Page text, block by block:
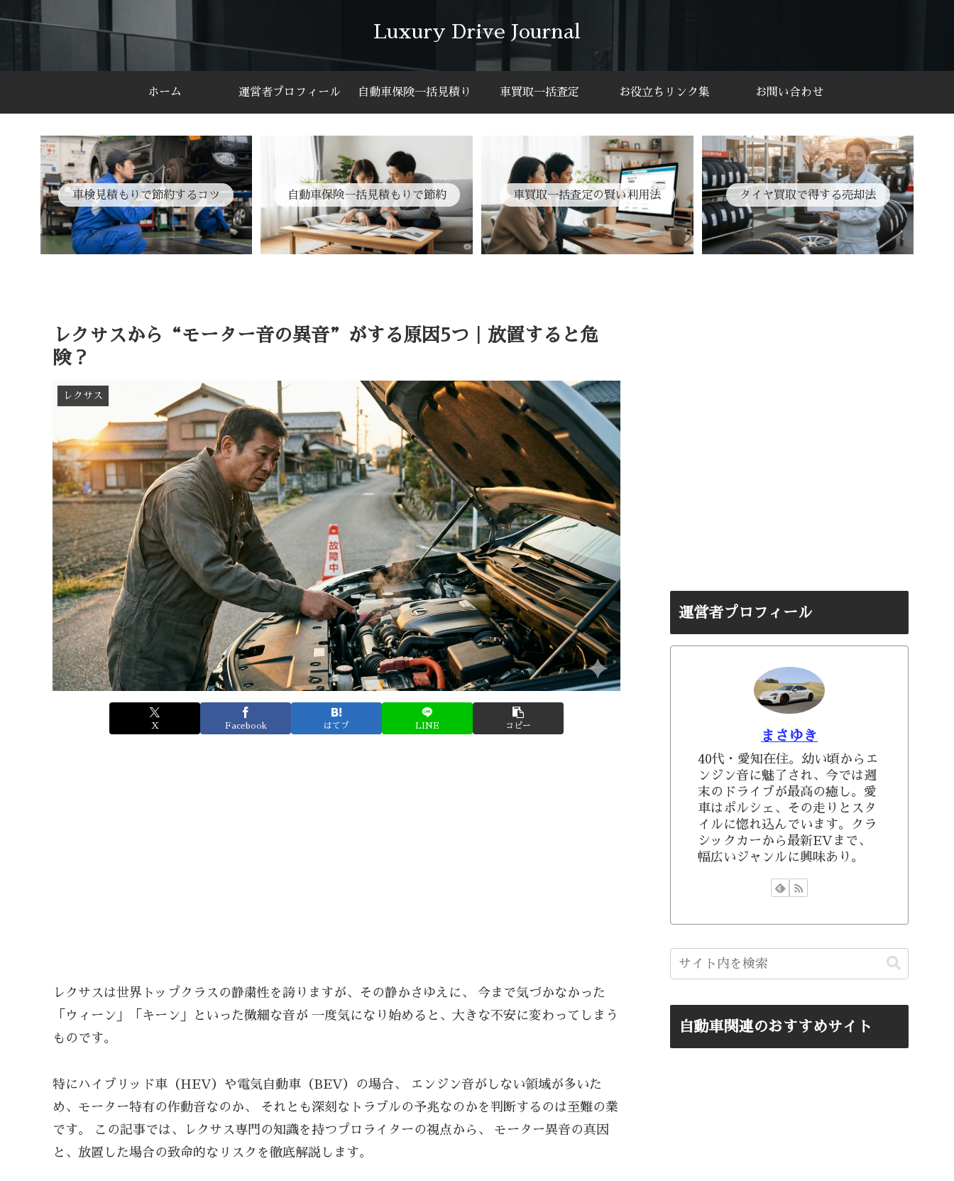
Luxury Drive Journal
ホーム 運営者プロフィール 自動車保険一括見積り 車買取一括査定 お役立ちリンク集 お問い合わせ
車検見積もりで節約するコツ 自動車保険一括見積もりで節約 車買取一括査定の賢い利用法 タイヤ買取で得する売却法
レクサスから“モーター音の異音”がする原因5つ｜放置すると危
険？
レクサス
X Facebook はてブ LINE コピー
レクサスは世界トップクラスの静粛性を誇りますが、その静かさゆえに、 今まで気づかなかった
「ウィーン」「キーン」といった微細な音が 一度気になり始めると、大きな不安に変わってしまう
ものです。
特にハイブリッド車（HEV）や電気自動車（BEV）の場合、 エンジン音がしない領域が多いた
め、モーター特有の作動音なのか、 それとも深刻なトラブルの予兆なのかを判断するのは至難の業
です。 この記事では、レクサス専門の知識を持つプロライターの視点から、 モーター異音の真因
と、放置した場合の致命的なリスクを徹底解説します。
運営者プロフィール
まさゆき
40代・愛知在住。幼い頃からエ
ンジン音に魅了され、今では週
末のドライブが最高の癒し。愛
車はポルシェ、その走りとスタ
イルに惚れ込んでいます。クラ
シックカーから最新EVまで、
幅広いジャンルに興味あり。
自動車関連のおすすめサイト